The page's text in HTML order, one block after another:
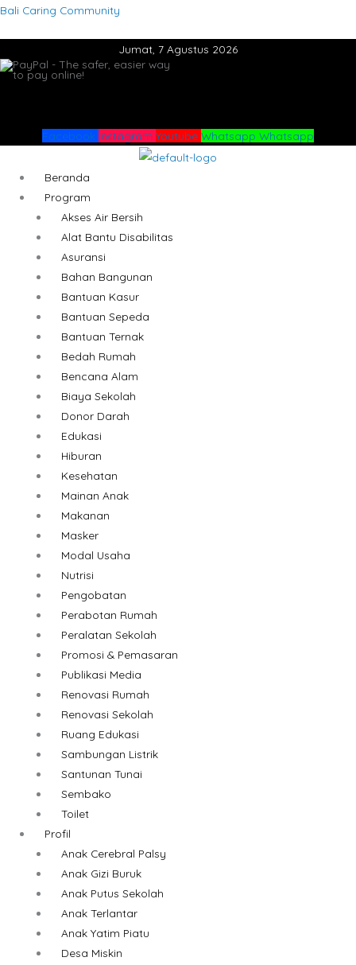
Lewati
Bali Caring Community
Jumat, 7 Agustus 2026
Facebook Instagram Youtube Whatsapp Whatsapp
Menu
Beranda
Program
Akses Air Bersih
Alat Bantu Disabilitas
Asuransi
Bahan Bangunan
Bantuan Kasur
Bantuan Sepeda
Bantuan Ternak
Bedah Rumah
Bencana Alam
Biaya Sekolah
Donor Darah
Edukasi
Hiburan
Kesehatan
Mainan Anak
Makanan
Masker
Modal Usaha
Nutrisi
Pengobatan
Perabotan Rumah
Peralatan Sekolah
Promosi & Pemasaran
Publikasi Media
Renovasi Rumah
Renovasi Sekolah
Ruang Edukasi
Sambungan Listrik
Santunan Tunai
Sembako
Toilet
Profil
Anak Cerebral Palsy
Anak Gizi Buruk
Anak Putus Sekolah
Anak Terlantar
Anak Yatim Piatu
Desa Miskin
Menu